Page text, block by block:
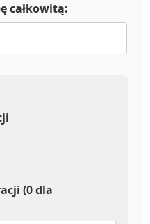
całkowitą:
(0 dla